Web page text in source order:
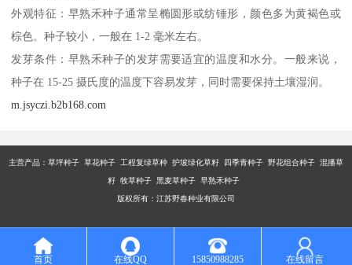
外观特征：早熟禾种子通常呈椭圆形或纺锤形，颜色多为黄褐色或
棕色。种子较小，一般在 1-2 毫米左右。
发芽条件：早熟禾种子的发芽需要适宜的温度和水分。一般来说，
种子在 15-25 摄氏度的温度下容易发芽，同时需要保持土壤湿润。
m.jsyczi.b2b168.com
主营产品： 草坪种子 草花种子 工程复绿草种 护坡绿化草籽 四季青种子 野花组合种子 混播草
籽 牧草种子 黑麦草种子 早熟禾种子
版权所有：江苏野春种业有限公司
首页 在线QQ 15850988285 在线留言